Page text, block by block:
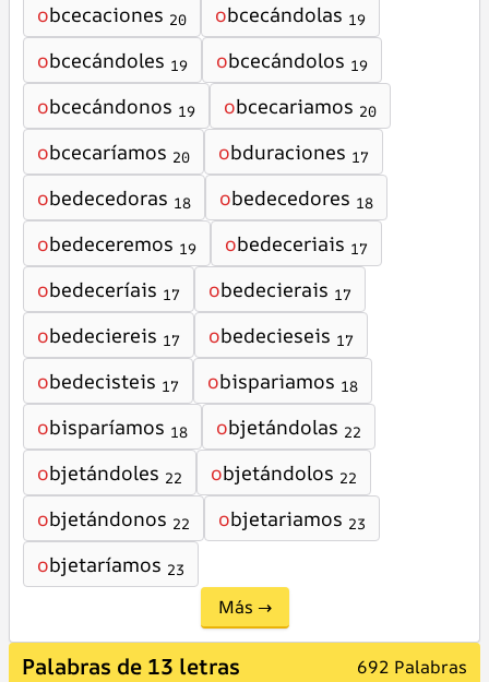
obcecaciones 20 obcecándolas 19
obcecándoles 19 obcecándolos 19
obcecándonos 19 obcecariamos 20
obcecaríamos 20 obduraciones 17
obedecedoras 18 obedecedores 18
obedeceremos 19 obedeceriais 17
obedeceríais 17 obedecierais 17
obedeciereis 17 obedecieseis 17
obedecisteis 17 obispariamos 18
obisparíamos 18 objetándolas 22
objetándoles 22 objetándolos 22
objetándonos 22 objetariamos 23
objetaríamos 23
Más →
Palabras de 13 letras 692 Palabras